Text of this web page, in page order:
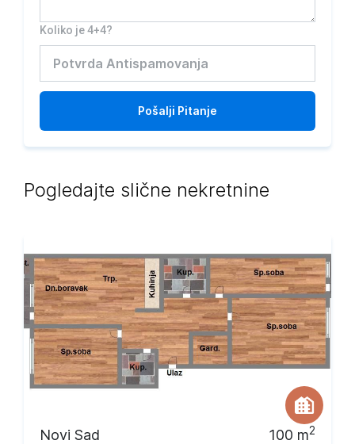
Koliko je 4+4?
Pošalji Pitanje
Pogledajte slične nekretnine
Novi Sad 100 m2